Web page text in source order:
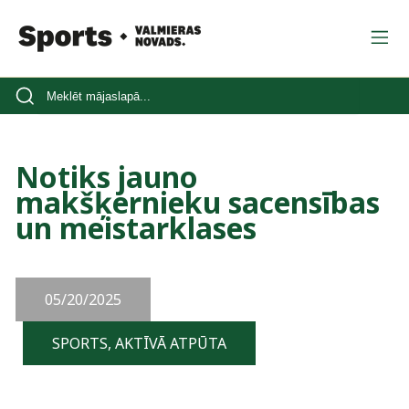
Notiks jauno
makšķernieku sacensības
un meistarklases
05/20/2025
SPORTS, AKTĪVĀ ATPŪTA